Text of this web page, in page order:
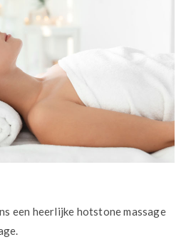
een heerlijke hotstone massage